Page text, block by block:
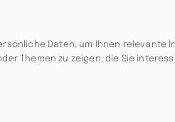
Daten, um Ihnen relevante
Themen zu zeigen, die Sie